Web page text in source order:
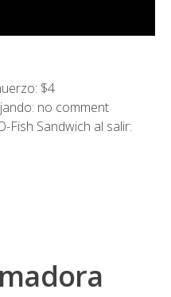
$4
no comment
Fish Sandwich al salir: